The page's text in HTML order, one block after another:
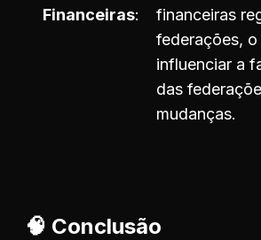
Financeiras
financeiras
federações,
influenciar a
das
mudanças.
🧠 Conclusão